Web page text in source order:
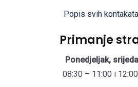
Popis svih
Primanje
Ponedjeljak,
08:30 – 11:00 i